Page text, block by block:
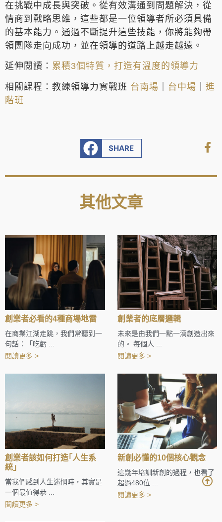
在挑戰中成長與突破。從有效溝通到問題解決，從
情商到戰略思維，這些都是一位領導者所必須具備
的基本能力。通過不斷提升這些技能，你將能夠帶
領團隊走向成功，並在領導的道路上越走越遠。
延伸閱讀： 累積3個特質，打造有溫度的領導力
相關課程：教練領導力實戰班 台南場 台中場
進
階班
SHARE
其他文章
創業者必看的4種商場地雷
在商業江湖走跳，我們常聽到一
句話：「吃虧 ...
閱讀更多 >
創業者的底層邏輯
未來是由我們一點一滴創造出來
的。 每個人 ...
閱讀更多 >
創業者該如何打造｢人生系
統｣
當我們感到人生迷惘時，其實是
一個最值得恭 ...
閱讀更多 >
新創必懂的10個核心觀念
這幾年培訓新創的過程，也看了
超過480位 ...
閱讀更多 >